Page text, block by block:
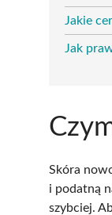
Jakie
Jak
Skóra
i podatną
szybciej.